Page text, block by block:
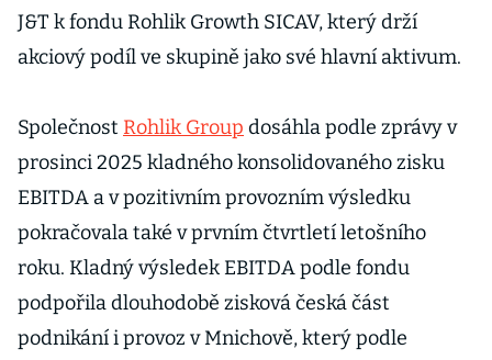
J&T k fondu Rohlik Growth SICAV, který drží
akciový podíl ve skupině jako své hlavní aktivum.
Společnost Rohlik Group dosáhla podle zprávy v
prosinci 2025 kladného konsolidovaného zisku
EBITDA a v pozitivním provozním výsledku
pokračovala také v prvním čtvrtletí letošního
roku. Kladný výsledek EBITDA podle fondu
podpořila dlouhodobě zisková česká část
podnikání i provoz v Mnichově, který podle